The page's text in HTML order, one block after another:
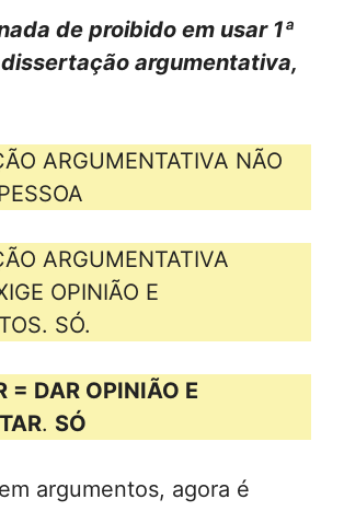
de proibido em usar 1ª
argumentativa,
ARGUMENTATIVA NÃO
ARGUMENTATIVA
OPINIÃO E
SÓ.
= DAR OPINIÃO E
. SÓ
argumentos, agora é